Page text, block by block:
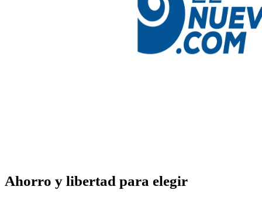
Ahorro y libertad para elegir